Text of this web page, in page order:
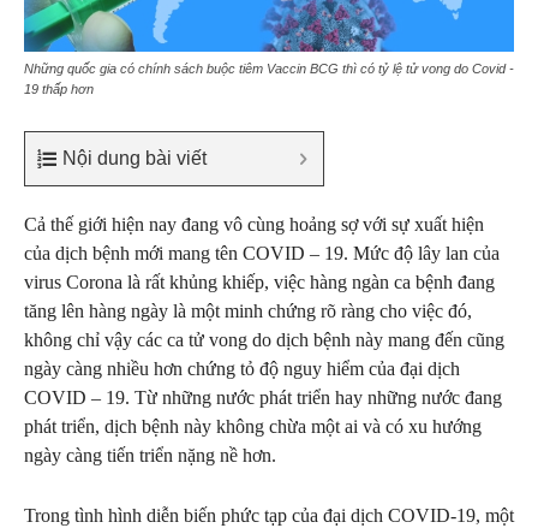
Những quốc gia có chính sách buộc tiêm Vaccin BCG thì có tỷ lệ tử vong do Covid -
19 thấp hơn
Nội dung bài viết
Cả thế giới hiện nay đang vô cùng hoảng sợ với sự xuất hiện
của dịch bệnh mới mang tên COVID – 19. Mức độ lây lan của
virus Corona là rất khủng khiếp, việc hàng ngàn ca bệnh đang
tăng lên hàng ngày là một minh chứng rõ ràng cho việc đó,
không chỉ vậy các ca tử vong do dịch bệnh này mang đến cũng
ngày càng nhiều hơn chứng tỏ độ nguy hiểm của đại dịch
COVID – 19. Từ những nước phát triển hay những nước đang
phát triển, dịch bệnh này không chừa một ai và có xu hướng
ngày càng tiến triển nặng nề hơn.
Trong tình hình diễn biến phức tạp của đại dịch COVID-19, một